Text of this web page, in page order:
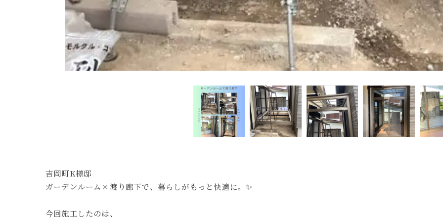
吉岡町K様邸
ガーデンルーム×渡り廊下で、暮らしがもっと快適に。✨
今回施工したのは、